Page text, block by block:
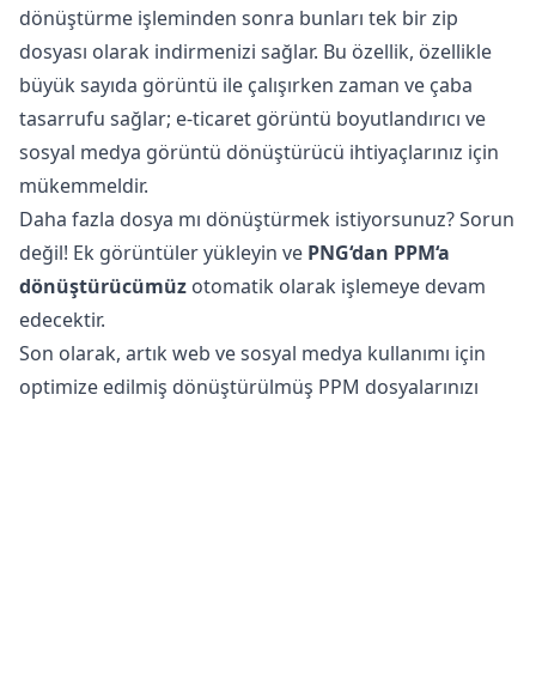
dönüştürme işleminden sonra bunları tek bir zip
dosyası olarak indirmenizi sağlar. Bu özellik, özellikle
büyük sayıda görüntü ile çalışırken zaman ve çaba
tasarrufu sağlar; e-ticaret görüntü boyutlandırıcı ve
sosyal medya görüntü dönüştürücü ihtiyaçlarınız için
mükemmeldir.
Daha fazla dosya mı dönüştürmek istiyorsunuz? Sorun
değil! Ek görüntüler yükleyin ve PNG‘dan PPM‘a
dönüştürücümüz otomatik olarak işlemeye devam
edecektir.
Son olarak, artık web ve sosyal medya kullanımı için
optimize edilmiş dönüştürülmüş PPM dosyalarınızı